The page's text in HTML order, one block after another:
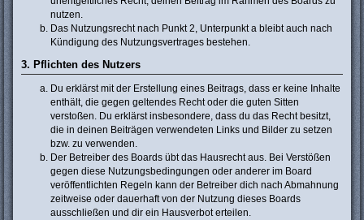
nutzen.
Das Nutzungsrecht nach Punkt 2, Unterpunkt a bleibt auch nach
Kündigung des Nutzungsvertrages bestehen.
3. Pflichten des Nutzers
Du erklärst mit der Erstellung eines Beitrags, dass er keine Inhalte
enthält, die gegen geltendes Recht oder die guten Sitten
verstoßen. Du erklärst insbesondere, dass du das Recht besitzt,
die in deinen Beiträgen verwendeten Links und Bilder zu setzen
bzw. zu verwenden.
Der Betreiber des Boards übt das Hausrecht aus. Bei Verstößen
gegen diese Nutzungsbedingungen oder anderer im Board
veröffentlichten Regeln kann der Betreiber dich nach Abmahnung
zeitweise oder dauerhaft von der Nutzung dieses Boards
ausschließen und dir ein Hausverbot erteilen.